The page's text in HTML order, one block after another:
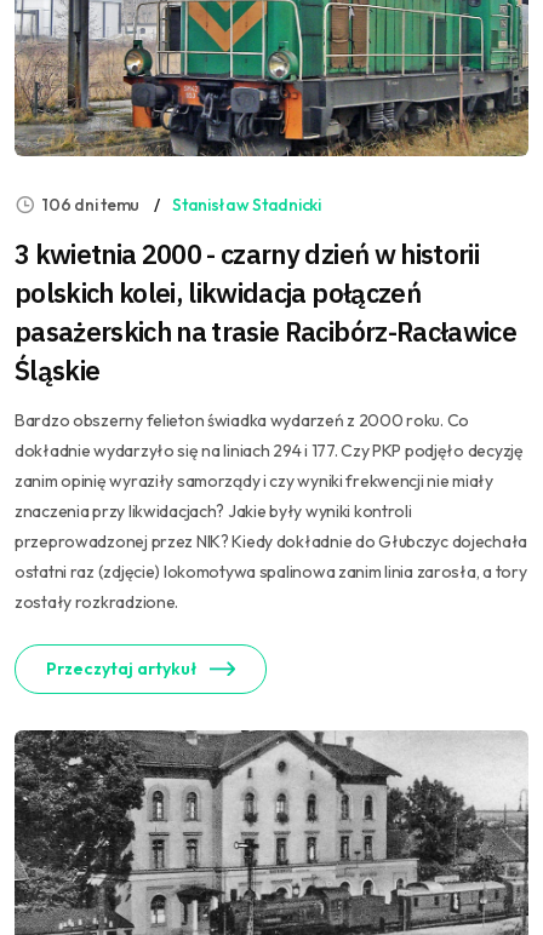
106 dni temu Stanisław Stadnicki
3 kwietnia 2000 - czarny dzień w historii
polskich kolei, likwidacja połączeń
pasażerskich na trasie Racibórz-Racławice
Śląskie
Bardzo obszerny felieton świadka wydarzeń z 2000 roku. Co
dokładnie wydarzyło się na liniach 294 i 177. Czy PKP podjęło decyzję
zanim opinię wyraziły samorządy i czy wyniki frekwencji nie miały
znaczenia przy likwidacjach? Jakie były wyniki kontroli
przeprowadzonej przez NIK? Kiedy dokładnie do Głubczyc dojechała
ostatni raz (zdjęcie) lokomotywa spalinowa zanim linia zarosła, a tory
zostały rozkradzione.
Przeczytaj artykuł